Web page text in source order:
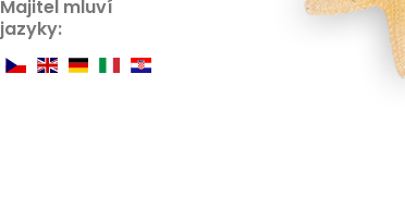
Majitel mluví
jazyky: